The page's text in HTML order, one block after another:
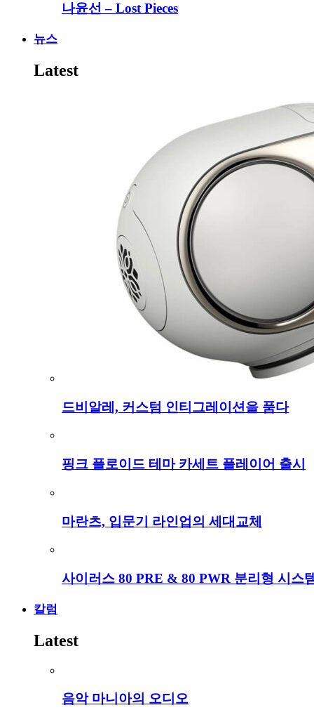
나윤선 – Lost Pieces
뉴스
Latest
드비알레, 커스텀 인티그레이션을 품다
핑크 플로이드 테마 카세트 플레이어 출시
마란츠, 입문기 라인업의 세대교체
사이러스 80 PRE & 80 PWR 분리형 시스
칼럼
Latest
음악 마니아의 오디오